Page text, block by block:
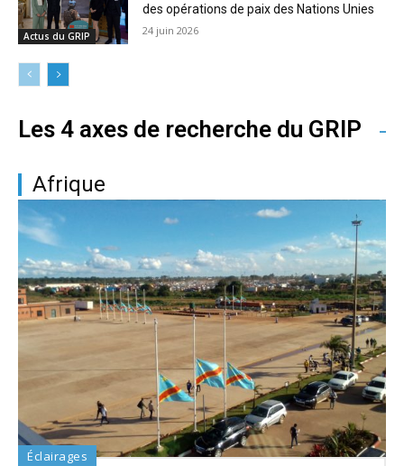
Actus du GRIP
des opérations de paix des Nations Unies
24 juin 2026
Les 4 axes de recherche du GRIP
Afrique
Éclairages